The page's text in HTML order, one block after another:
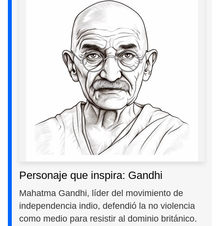
Personaje que inspira: Gandhi
Mahatma Gandhi, líder del movimiento de
independencia indio, defendió la no violencia
como medio para resistir al dominio británico.